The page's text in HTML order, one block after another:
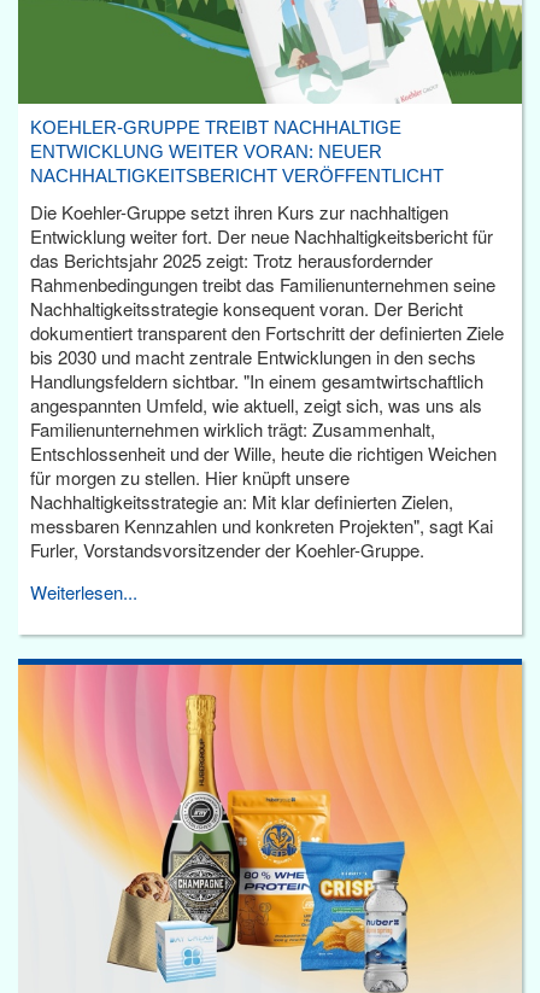
KOEHLER-GRUPPE TREIBT NACHHALTIGE
ENTWICKLUNG WEITER VORAN: NEUER
NACHHALTIGKEITSBERICHT VERÖFFENTLICHT
Die Koehler-Gruppe setzt ihren Kurs zur nachhaltigen
Entwicklung weiter fort. Der neue Nachhaltigkeitsbericht für
das Berichtsjahr 2025 zeigt: Trotz herausfordernder
Rahmenbedingungen treibt das Familienunternehmen seine
Nachhaltigkeitsstrategie konsequent voran. Der Bericht
dokumentiert transparent den Fortschritt der definierten Ziele
bis 2030 und macht zentrale Entwicklungen in den sechs
Handlungsfeldern sichtbar. "In einem gesamtwirtschaftlich
angespannten Umfeld, wie aktuell, zeigt sich, was uns als
Familienunternehmen wirklich trägt: Zusammenhalt,
Entschlossenheit und der Wille, heute die richtigen Weichen
für morgen zu stellen. Hier knüpft unsere
Nachhaltigkeitsstrategie an: Mit klar definierten Zielen,
messbaren Kennzahlen und konkreten Projekten", sagt Kai
Furler, Vorstandsvorsitzender der Koehler-Gruppe.
Weiterlesen...